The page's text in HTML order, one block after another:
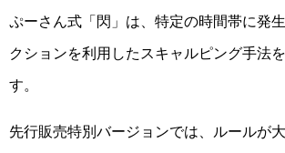
ぷーさん式「閃」は、特定の時間帯に発
クションを利用したスキャルピング手法
す。
先行販売特別バージョンでは、ルールが